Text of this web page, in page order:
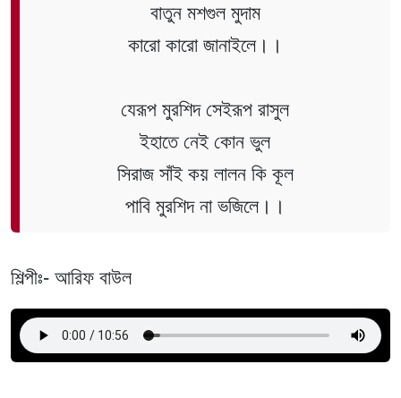
বাতুন মশগুল মুদাম
কারো কারো জানাইলে।।
যেরূপ মুরশিদ সেইরূপ রাসুল
ইহাতে নেই কোন ভুল
সিরাজ সাঁই কয় লালন কি কূল
পাবি মুরশিদ না ভজিলে।।
শিল্পীঃ- আরিফ বাউল